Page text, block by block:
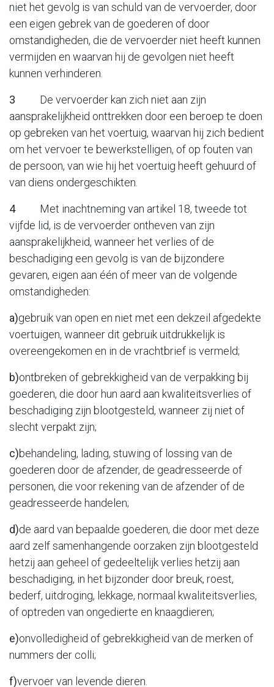
niet het gevolg is van schuld van de vervoerder, door
een eigen gebrek van de goederen of door
omstandigheden, die de vervoerder niet heeft kunnen
vermijden en waarvan hij de gevolgen niet heeft
kunnen verhinderen.
3
De vervoerder kan zich niet aan zijn
aansprakelijkheid onttrekken door een beroep te doen
op gebreken van het voertuig, waarvan hij zich bedient
om het vervoer te bewerkstelligen, of op fouten van
de persoon, van wie hij het voertuig heeft gehuurd of
van diens ondergeschikten.
4
Met inachtneming van artikel 18, tweede tot
vijfde lid, is de vervoerder ontheven van zijn
aansprakelijkheid, wanneer het verlies of de
beschadiging een gevolg is van de bijzondere
gevaren, eigen aan één of meer van de volgende
omstandigheden:
a)gebruik van open en niet met een dekzeil afgedekte
voertuigen, wanneer dit gebruik uitdrukkelijk is
overeengekomen en in de vrachtbrief is vermeld;
b)ontbreken of gebrekkigheid van de verpakking bij
goederen, die door hun aard aan kwaliteitsverlies of
beschadiging zijn blootgesteld, wanneer zij niet of
slecht verpakt zijn;
c)behandeling, lading, stuwing of lossing van de
goederen door de afzender, de geadresseerde of
personen, die voor rekening van de afzender of de
geadresseerde handelen;
d)de aard van bepaalde goederen, die door met deze
aard zelf samenhangende oorzaken zijn blootgesteld
hetzij aan geheel of gedeeltelijk verlies hetzij aan
beschadiging, in het bijzonder door breuk, roest,
bederf, uitdroging, lekkage, normaal kwaliteitsverlies,
of optreden van ongedierte en knaagdieren;
e)onvolledigheid of gebrekkigheid van de merken of
nummers der colli;
f)vervoer van levende dieren.